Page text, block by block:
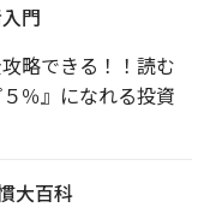
門
略できる！！読む
％』になれる投資
大百科